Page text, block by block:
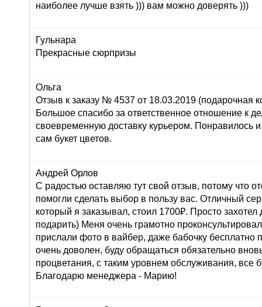
наиболее лучше взять ))) вам можно доверять )))
Гульнара
Прекрасные сюрпризы
Ольга
Отзыв к заказу № 4537 от 18.03.2019 (подарочная
Большое спасибо за ответственное отношение к
своевременную доставку курьером. Понравилось
сам букет цветов.
Андрей Орлов
С радостью оставляю тут свой отзыв, потому что
помогли сделать выбор в пользу вас. Отличный
который я заказывал, стоил 1700₽. Просто
подарить) Меня очень грамотно
прислали фото в вайбер, даже бабочку бесплатно
очень доволен, буду обращаться обязательно
процветания, с таким уровнем обслуживания, все
Благодарю менеджера - Марию!